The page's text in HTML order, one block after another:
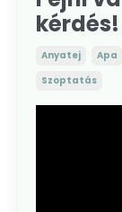
kérdés!
Anyatej Apa
Szoptatás